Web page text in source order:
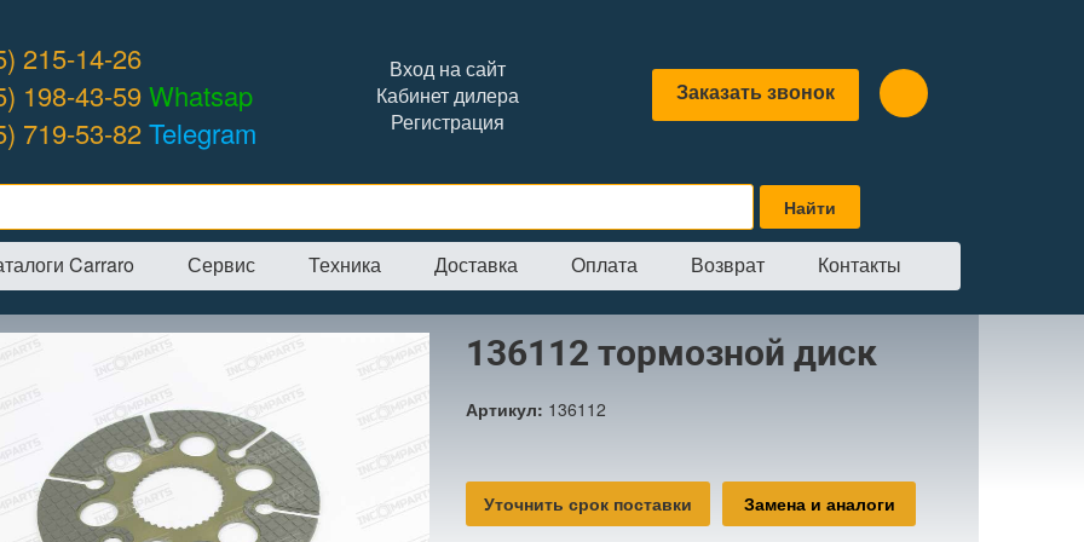
215-14-26
198-43-59Whatsap
719-53-82Telegram
Вход на сайт
Кабинет дилера
Регистрация
Заказать звонок
Carraro Сервис Техника Доставка Оплата Возврат Контакты
→Интернет-магазин →CARRARO Тормозные диски + фрикционные диски→ 136112 тормозной диск
136112 тормозной диск
Артикул: 136112
Уточнить срок поставки Замена и аналоги